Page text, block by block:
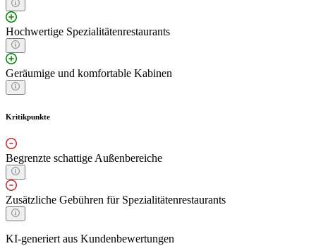
Hochwertige Spezialitätenrestaurants
Geräumige und komfortable Kabinen
Kritikpunkte
Begrenzte schattige Außenbereiche
Zusätzliche Gebühren für Spezialitätenrestaurants
KI-generiert aus Kundenbewertungen